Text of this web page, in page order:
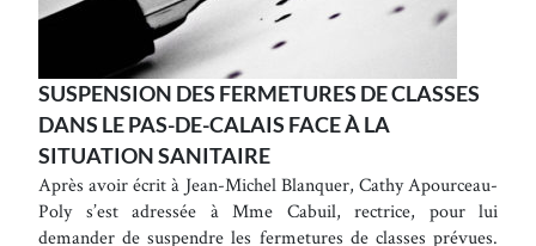
SUSPENSION DES FERMETURES DE CLASSES
DANS LE PAS-DE-CALAIS FACE À LA
SITUATION SANITAIRE
Après avoir écrit à Jean-Michel Blanquer, Cathy Apourceau-
Poly s’est adressée à Mme Cabuil, rectrice, pour lui
demander de suspendre les fermetures de classes prévues.